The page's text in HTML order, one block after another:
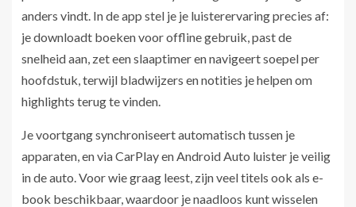
anders vindt. In de app stel je je luisterervaring precies af:
je downloadt boeken voor offline gebruik, past de
snelheid aan, zet een slaaptimer en navigeert soepel per
hoofdstuk, terwijl bladwijzers en notities je helpen om
highlights terug te vinden.
Je voortgang synchroniseert automatisch tussen je
apparaten, en via CarPlay en Android Auto luister je veilig
in de auto. Voor wie graag leest, zijn veel titels ook als e-
book beschikbaar, waardoor je naadloos kunt wisselen